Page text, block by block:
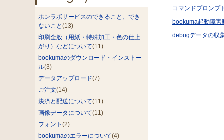
コマンドプロンプ
bookuma起動障害
debugデータの収
ホンラボサービスのできること、でき
ないこと(13)
印刷全般（用紙・特殊加工・色の仕上
がり）などについて(11)
bookumaのダウンロード・インストー
ル(3)
データアップロード(7)
ご注文(14)
決済と配送について(11)
画像データについて(11)
フォント (2)
bookumaのエラーについて(4)